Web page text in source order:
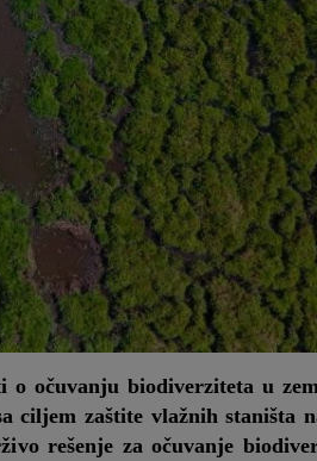
očuvanju biodiverziteta u
ciljem zaštite vlažnih staništa
rešenje za očuvanje